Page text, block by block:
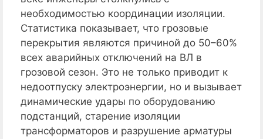
необходимостью координации изоляции.
Статистика показывает, что грозовые
перекрытия являются причиной до 50–60%
всех аварийных отключений на ВЛ в
грозовой сезон. Это не только приводит к
недоотпуску электроэнергии, но и вызывает
динамические удары по оборудованию
подстанций, старение изоляции
трансформаторов и разрушение арматуры